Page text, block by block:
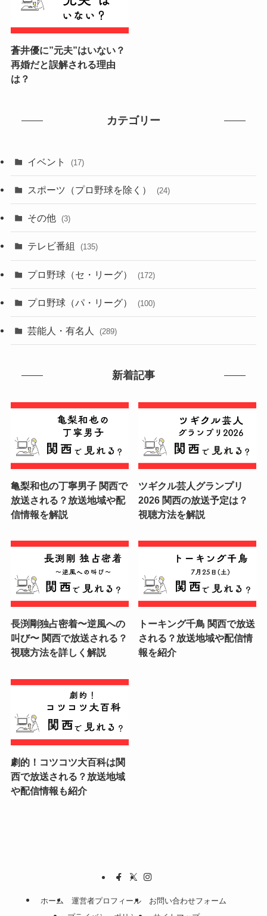
蒼井優に”元夫”はいない？
再婚だと誤解される理由
は？
カテゴリー
イベント (17)
スポーツ（プロ野球を除く） (24)
その他 (3)
テレビ番組 (135)
プロ野球（セ・リーグ） (172)
プロ野球（パ・リーグ） (100)
芸能人・有名人 (289)
新着記事
亀梨和也の丁寧男子 関西で
放送される？放送地域や配
信情報を解説
ツギクル芸人グランプリ
2026 関西の放送予定は？
視聴方法を解説
長渕剛独占密着〜逆風への
叫び〜 関西で放送される？
視聴方法を詳しく解説
トーキング千鳥 関西で放送
される？放送地域や配信情
報を紹介
劇的！コツコツ大百科は関
西で放送される？放送地域
や配信情報も紹介
ホーム 運営者プロフィール
お問い合わせフォーム